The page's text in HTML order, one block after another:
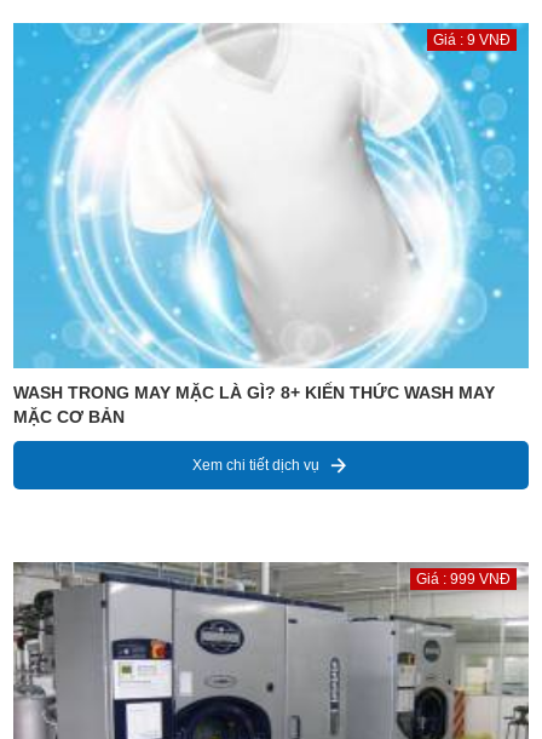
Giá : 9 VNĐ
WASH TRONG MAY MẶC LÀ GÌ? 8+ KIẾN THỨC WASH MAY
MẶC CƠ BẢN
Xem chi tiết dịch vụ
Giá : 999 VNĐ